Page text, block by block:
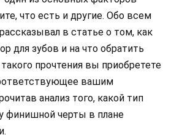
что есть и другие. Обо всем
в статье о том, как
для зубов и на что обратить
прочтения вы приобретете
вашим
анализ того, какой тип
финишной черты в плане